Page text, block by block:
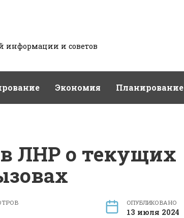
информации и советов
Экономия Планирование
ЛНР о текущих
ОПУБЛИКОВАНО
13 июля 2024